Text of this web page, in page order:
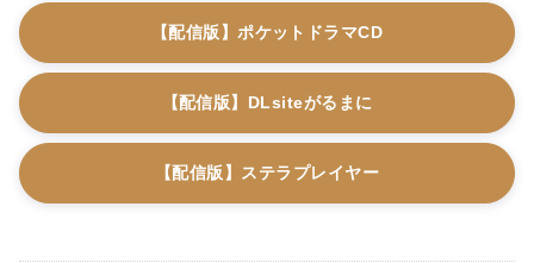
【配信版】ポケットドラマCD
【配信版】DLsiteがるまに
【配信版】ステラプレイヤー